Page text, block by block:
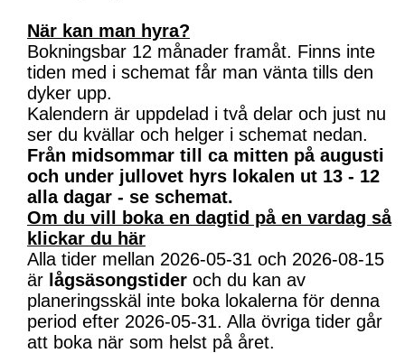
När kan man hyra?
Bokningsbar 12 månader framåt. Finns inte
tiden med i schemat får man vänta tills den
dyker upp.
Kalendern är uppdelad i två delar och just nu
ser du kvällar och helger i schemat nedan.
Från midsommar till ca mitten på augusti
och under jullovet hyrs lokalen ut 13 - 12
alla dagar - se schemat.
Om du vill boka en dagtid på en vardag så
klickar du här
Alla tider mellan 2026-05-31 och 2026-08-15
är lågsäsongstider och du kan av
planeringsskäl inte boka lokalerna för denna
period efter 2026-05-31. Alla övriga tider går
att boka när som helst på året.